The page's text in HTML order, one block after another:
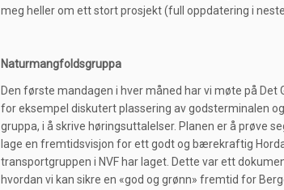
meg heller om ett stort prosjekt (full oppdatering i
Naturmangfoldsgruppa
Den første mandagen i hver måned har vi møte på
for eksempel diskutert plassering av godsterminalen
gruppa, i å skrive høringsuttalelser. Planen er å prøve
lage en fremtidsvisjon for ett godt og bærekraftig
transportgruppen i NVF har laget. Dette var ett
hvordan vi kan sikre en «god og grønn» fremtid for